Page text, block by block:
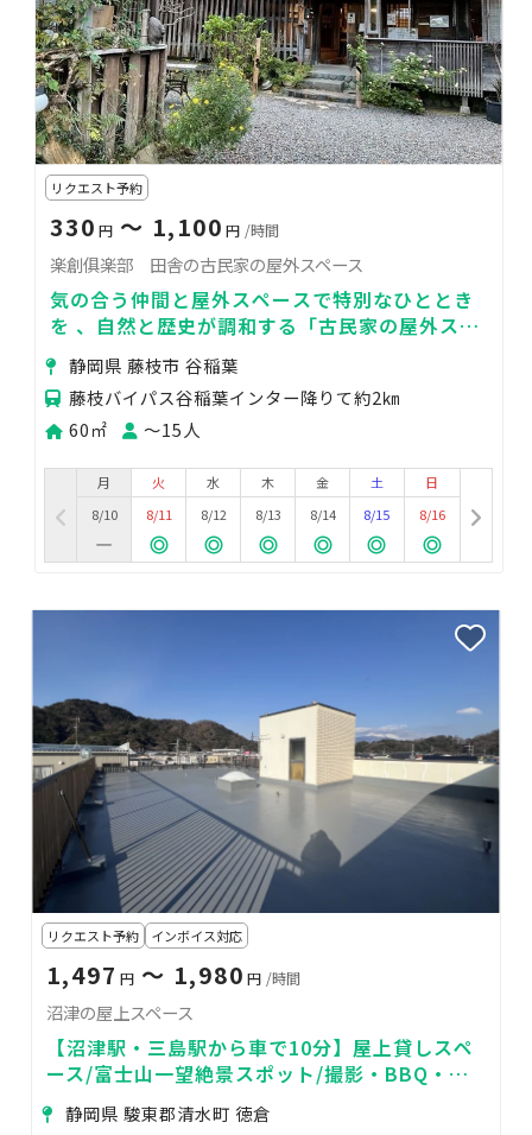
リクエスト予約
330 円〜 1,100 円 /時間
楽創俱楽部 田舎の古民家の屋外スペース
気の合う仲間と屋外スペースで特別なひととき
を 、自然と歴史が調和する「古民家の屋外スペ
ース」へ！心地よい風と緑に包まれた特別な場
所です。
静岡県 藤枝市 谷稲葉
藤枝バイパス谷稲葉インター降りて約2㎞
60㎡
〜15人
月
8/10
火
8/11
水
8/12
木
8/13
金
8/14
土
8/15
日
8/16
リクエスト予約 インボイス対応
1,497 円 〜 1,980 円 /時間
沼津の屋上スペース
【沼津駅・三島駅から車で10分】屋上貸しスペ
ース/富士山一望絶景スポット/撮影・BBQ・商
用利用可
静岡県 駿東郡清水町 徳倉